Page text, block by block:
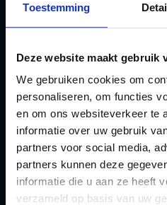
Toestemming
Deze website maakt gebruik
We gebruiken cookies om
personaliseren, om functies
en om ons websiteverkeer te
informatie over uw gebruik
partners voor social media,
partners kunnen deze
informatie die u aan ze heeft
verzameld op basis van uw
Afkoop Stamrecht
Belastingdienst
doorgeven
rekeningnummer
Checklist IB 2023 (PDF)